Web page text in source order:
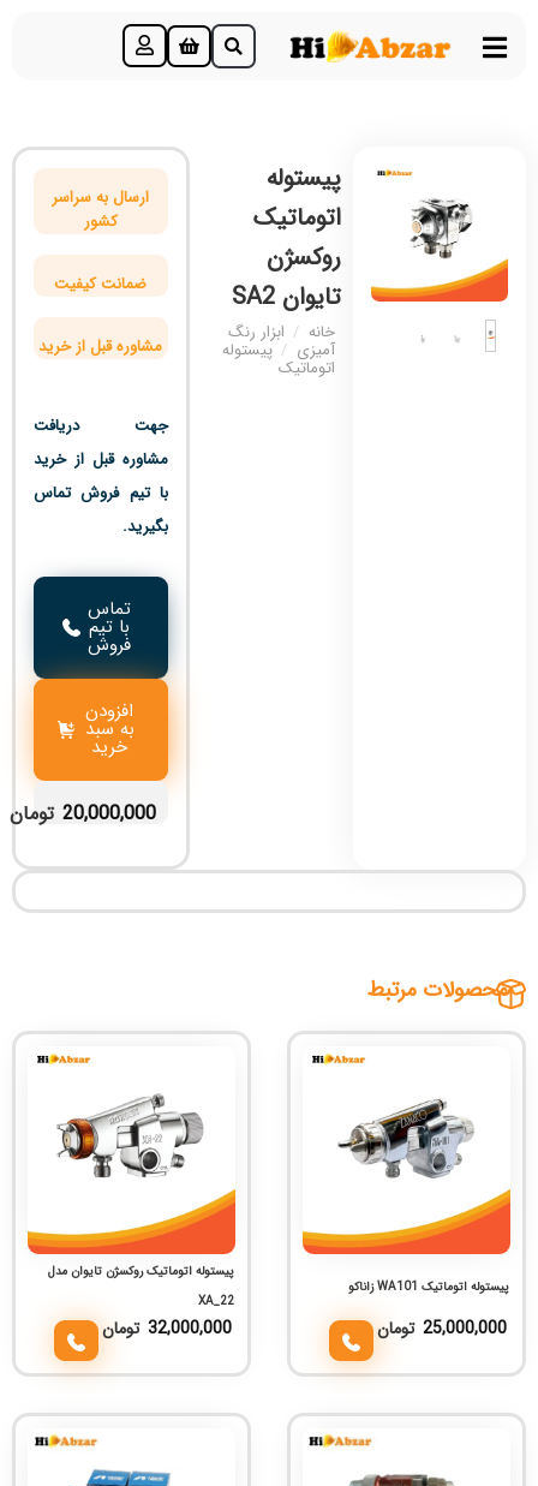
پیستوله
اتوماتیک
روکسژن
تایوان SA2
خانه / ابزار رنگ
آمیزی / پیستوله
اتوماتیک
ارسال به سراسر
کشور
ضمانت کیفیت
مشاوره قبل از خرید
جهت دریافت
مشاوره قبل از خرید
با تیم فروش تماس
بگیرید.
تماس
با تیم
فروش
افزودن
به سبد
خرید
20,000,000 تومان
محصولات مرتبط
پیستوله اتوماتیک WA101 زاناکو
25,000,000 تومان
پیستوله اتوماتیک روکسژن تایوان مدل
XA_22
32,000,000 تومان